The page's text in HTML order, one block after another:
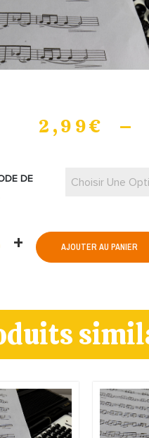
2,99€ –
DE Choisir Une
AJOUTER AU PANIER